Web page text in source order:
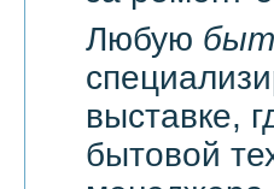
Любую
выставке,
бытовой